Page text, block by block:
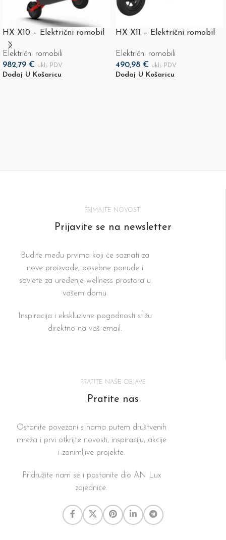
HX X10 – Električni romobil
Električni romobili
982,79 € uklj. PDV
Dodaj U Košaricu
HX X11 – Električni romobil
Električni romobili
490,98 € uklj. PDV
Dodaj U Košaricu
PRIMAJTE NOVOSTI
Prijavite se na newsletter
Budite među prvima koji će saznati za
nove proizvode, posebne ponude i
savjete za uređenje wellness prostora u
vašem domu.
Inspiracija i ekskluzivne pogodnosti stižu
direktno na vaš email.
PRATITE NAŠE OBJAVE
Pratite nas
Ostanite povezani s nama putem društvenih
mreža i prvi otkrijte novosti, inspiraciju, akcije
i zanimljive projekte.
Pridružite nam se i postanite dio AN Lux
zajednice.